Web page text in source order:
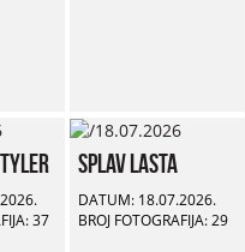
37
Splav Lasta
DATUM: 18.07.2026.
BROJ FOTOGRAFIJA: 29